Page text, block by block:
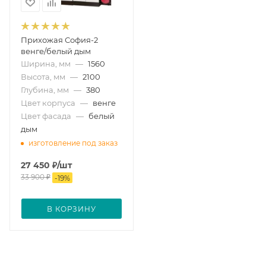
Прихожая София-2
венге/белый дым
Ширина, мм — 1560
Высота, мм — 2100
Глубина, мм — 380
Цвет корпуса — венге
Цвет фасада — белый
дым
изготовление под заказ
27 450 ₽/шт
33 900₽ -19%
В КОРЗИНУ